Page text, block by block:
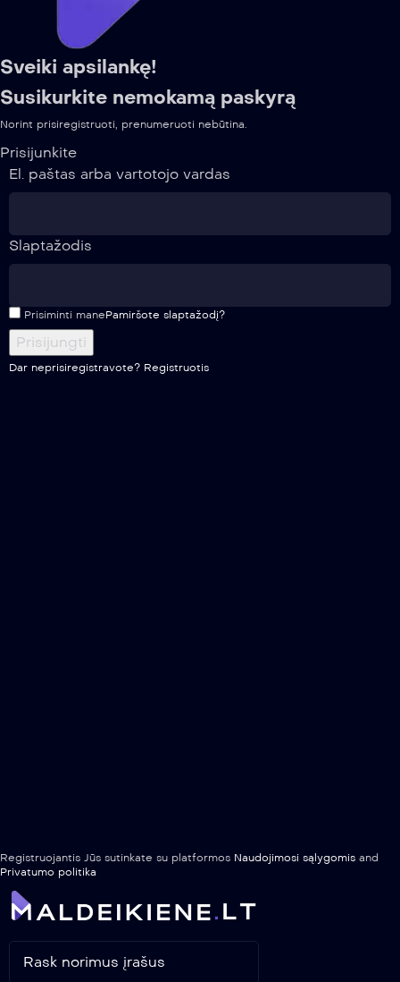
Sveiki apsilankę!
Susikurkite nemokamą paskyrą
Norint prisiregistruoti, prenumeruoti nebūtina.
Prisijunkite
El. paštas arba vartotojo vardas
Slaptažodis
Prisiminti manePamiršote slaptažodį?
Dar neprisiregistravote? Registruotis
Registruojantis Jūs sutinkate su platformos Naudojimosi sąlygomis and
Privatumo politika